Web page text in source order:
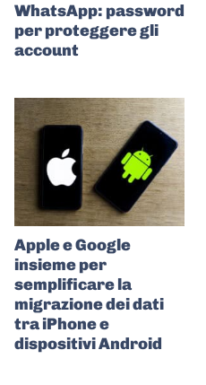
WhatsApp: password
per proteggere gli
account
Apple e Google
insieme per
semplificare la
migrazione dei dati
tra iPhone e
dispositivi Android